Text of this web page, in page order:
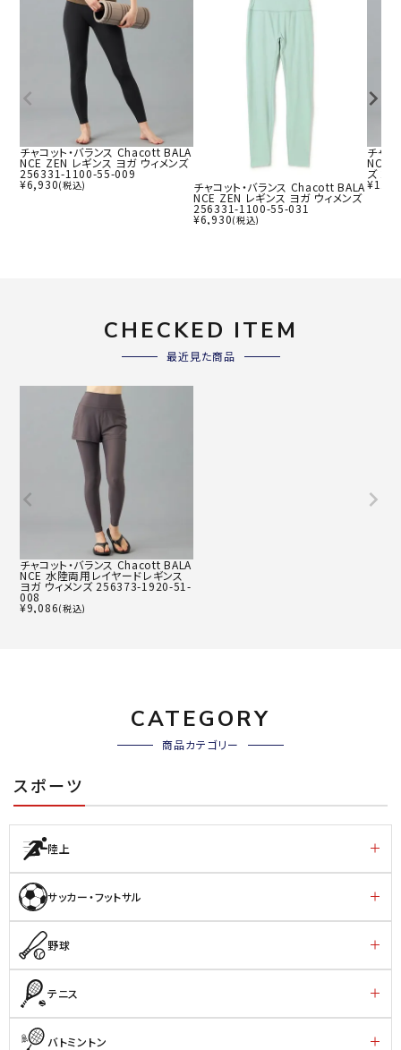
チャコット・バランス Chacott BALA
NCE ZEN レギンス ヨガ ウィメンズ
256331-1100-55-009
¥6,930(税込) チャコット・バランス Chacott BALA
NCE ZEN レギンス ヨガ ウィメンズ
256331-1100-55-031
¥6,930(税込)
チャ
NCE
ズ
¥
CHECKED ITEM
最近見た商品
チャコット・バランス Chacott BALA
NCE 水陸両用レイヤードレギンス
ヨガ ウィメンズ 256373-1920-51-
008
¥9,086(税込)
CATEGORY
商品カテゴリー
スポーツ
陸上
サッカー・フットサル
野球
テニス
バトミントン